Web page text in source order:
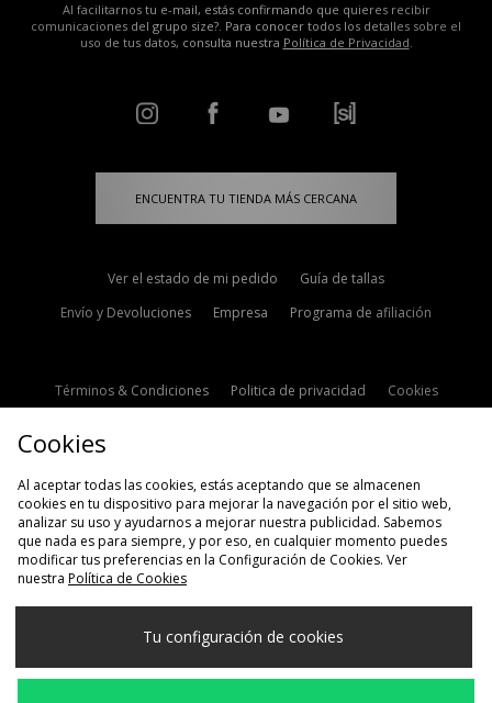
Al facilitarnos tu e-mail, estás confirmando que quieres recibir
comunicaciones del grupo size?. Para conocer todos los detalles sobre el
uso de tus datos, consulta nuestra Política de Privacidad.
ENCUENTRA TU TIENDA MÁS CERCANA
Ver el estado de mi pedido
Guía de tallas
Envío y Devoluciones
Empresa Programa de afiliación
Términos & Condiciones Politica de privacidad
Cookies
Selecciona País
España
Cookies
Al aceptar todas las cookies, estás aceptando que se almacenen
cookies en tu dispositivo para mejorar la navegación por el sitio web,
analizar su uso y ayudarnos a mejorar nuestra publicidad. Sabemos
que nada es para siempre, y por eso, en cualquier momento puedes
modificar tus preferencias en la Configuración de Cookies. Ver
nuestra Política de Cookies
Tu configuración de cookies